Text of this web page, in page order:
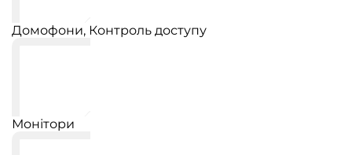
Домофони, Контроль доступу
Монітори